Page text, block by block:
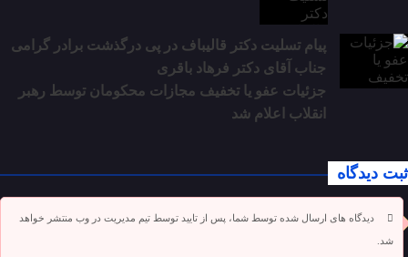
پیام تسلیت دکتر قالیباف در پی درگذشت برادر گرامی
جناب آقای دکتر فرهاد باقری
جزئیات عفو یا تخفیف مجازات محکومان توسط رهبر
انقلاب اعلام شد
ثبت دیدگاه
دیدگاه های ارسال شده توسط شما، پس از تایید توسط تیم مدیریت در وب منتشر خواهد
شد.